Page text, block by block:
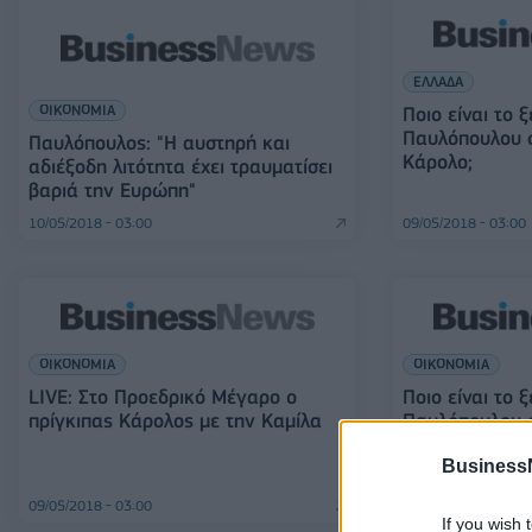
If you wish
ΟΙΚΟΝΟΜΙΑ
Παυλόπουλος: "Η αυστηρή και
αδιέξοδη λιτότητα έχει τραυματίσει
βαριά την Ευρώπη"
10/05/2018 - 03:00
ΕΛΛΑΔΑ
Ποιο είναι το
Παυλόπουλου
Κάρολο;
09/05/2018 - 03:00
ΟΙΚΟΝΟΜΙΑ
LIVE: Στο Προεδρικό Μέγαρο ο
πρίγκιπας Κάρολος με την Καμίλα
09/05/2018 - 03:00
ΟΙΚΟΝΟΜΙΑ
Ποιο είναι το
Παυλόπουλου